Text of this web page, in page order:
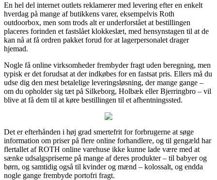
En hel del internet outlets reklamerer med levering efter en enkelt
hverdag på mange af butikkens varer, eksempelvis Roth
outdoorbox, men som trods alt er underforstået at bestillingen
placeres forinden et fastslået klokkeslæt, med hensynstagen til at de
kan nå at få ordren pakket forud for at lagerpersonalet drager
hjemad.
Nogle få online virksomheder frembyder fragt uden beregning, men
typisk er det forudsat at der indkøbes for en fastsat pris. Ellers må du
udse dig den mest betalelige leveringsløsning, der mange gange –
om du opholder sig tæt på Silkeborg, Holbæk eller Bjerringbro – vil
blive at få dem til at køre bestillingen til et afhentningssted.
Det er efterhånden i høj grad smertefrit for forbrugerne at søge
information om priser på flere online forhandlere, og til gengæld har
flertallet af ROTH online varehuse ikke kunne lade være med at
sænke udsalgspriserne på mange af deres produkter – til babyer og
børn, og samtidig også til kvinder og mænd – kolossalt, og endda
nogle gange frembyde portofri fragt.